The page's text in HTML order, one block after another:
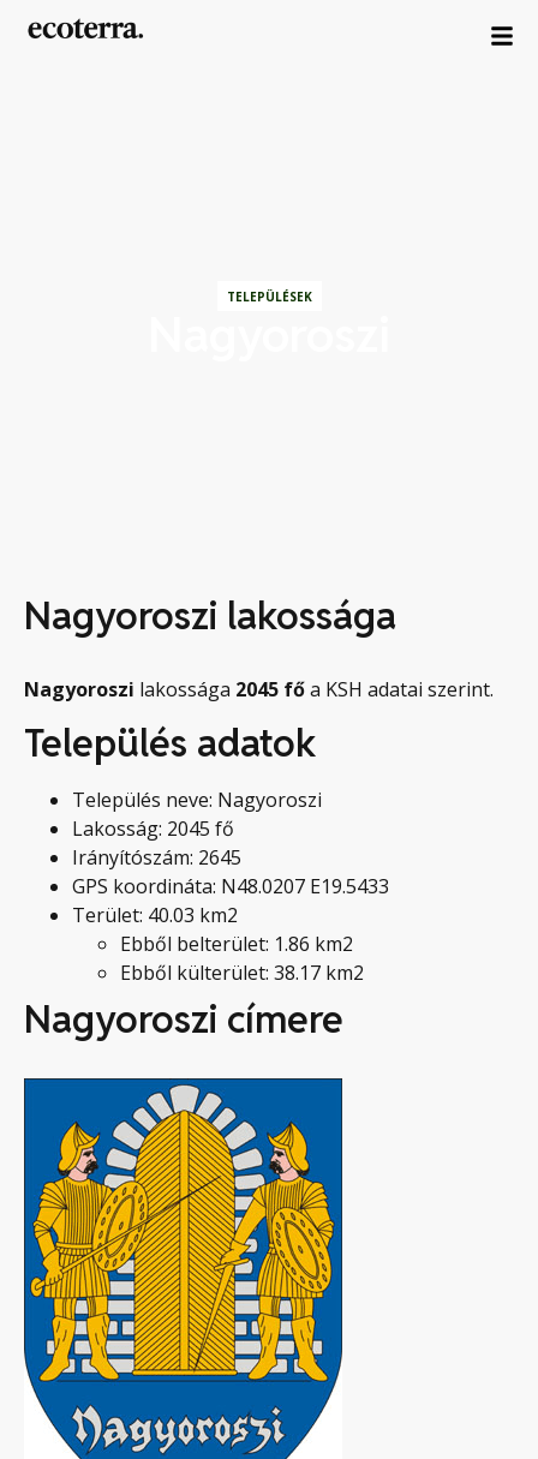
TELEPÜLÉSEK
Nagyoroszi lakossága
Nagyoroszi lakossága 2045 főa KSH adatai szerint.
Település adatok
Település neve: Nagyoroszi
Lakosság: 2045 fő
Irányítószám: 2645
GPS koordináta: N48.0207 E19.5433
Terület: 40.03 km2
Ebből belterület: 1.86 km2
Ebből külterület: 38.17 km2
Nagyoroszi címere